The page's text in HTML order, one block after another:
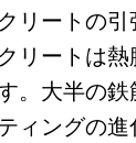
リートの
リートは
。大半の
ィングの